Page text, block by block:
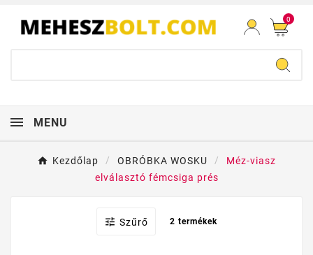
0
MENU
Kezdőlap OBRÓBKA WOSKU
Méz-viasz
elválasztó fémcsiga prés
 Szűrő 2 termékek